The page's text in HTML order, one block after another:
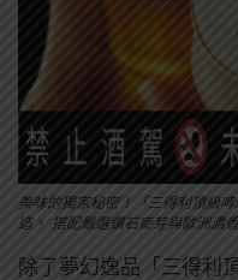
美味的獨家秘密！「三得利頂級
造， 搭配嚴選鑽石麥芽與歐洲濃
除了夢幻逸品「三得利